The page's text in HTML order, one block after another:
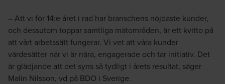
– Att vi för 14:e året i rad har branschens nöjdaste kunder,
och dessutom toppar samtliga mätområden, är ett kvitto på
att vårt arbetssätt fungerar. Vi vet att våra kunder
värdesätter när vi är nära, engagerade och tar initiativ. Det
är glädjande att det syns så tydligt i årets resultat, säger
Malin Nilsson, vd på BDO i Sverige.